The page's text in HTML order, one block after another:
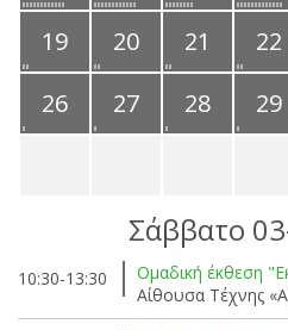
19 20 21 22
26
27 28 29
Σάββατο
10:30-13:30
Ομαδική έκθεση
Αίθουσα Τέχνης